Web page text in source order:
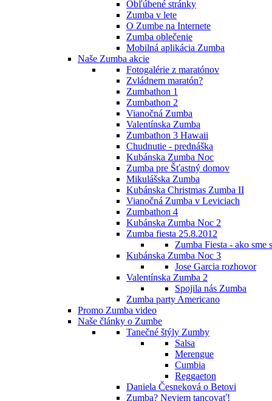
Obľúbené stránky
Zumba v lete
O Zumbe na Internete
Zumba oblečenie
Mobilná aplikácia Zumba
Naše Zumba akcie
Fotogalérie z maratónov
Zvládnem maratón?
Zumbathon 1
Zumbathon 2
Vianočná Zumba
Valentínska Zumba
Zumbathon 3 Hawaii
Chudnutie - prednáška
Kubánska Zumba Noc
Zumba pre Šťastný domov
Mikulášska Zumba
Kubánska Christmas Zumba II
Vianočná Zumba v Leviciach
Zumbathon 4
Kubánska Zumba Noc 2
Zumba fiesta 25.8.2012
Zumba Fiesta - ako sme
Kubánska Zumba Noc 3
Jose Garcia rozhovor
Valentínska Zumba 2
Spojila nás Zumba
Zumba party Americano
Promo Zumba video
Naše články o Zumbe
Tanečné štýly Zumby
Salsa
Merengue
Cumbia
Reggaeton
Daniela Česneková o Betovi
Zumba? Neviem tancovať!